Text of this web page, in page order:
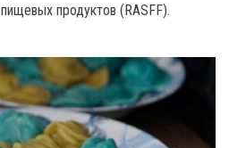
продуктов (RASFF).